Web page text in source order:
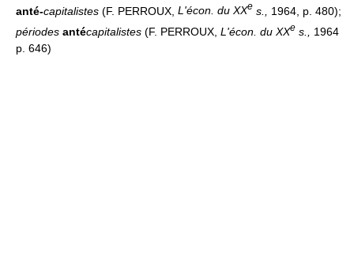
anté-capitalistes (F. PERROUX, L'écon. du XXe s., 1964, p. 480);
périodes antécapitalistes (F. PERROUX, L'écon. du XXe s., 1964
p. 646)